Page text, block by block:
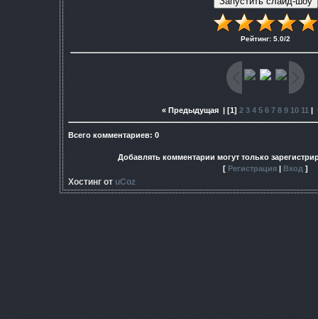
Рейтинг: 5.0/2
« Предыдущая | [1] 2 3 4 5 6 7 8 9 10 11 |
Всего комментариев: 0
Добавлять комментарии могут только
[ Регистрация Вход ]
Хостинг от uCoz